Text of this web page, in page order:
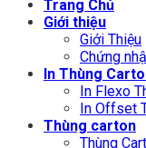
Trang Chủ
Giới thiệu
Giới Thiệu
Chứng
In Thùng
In Flexo
In Offset
Thùng carton
Thùng